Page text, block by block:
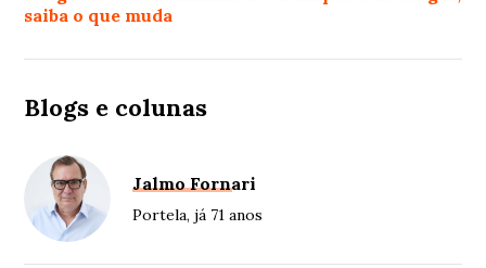
saiba o que muda
Blogs e colunas
Jalmo Fornari
Portela, já 71 anos